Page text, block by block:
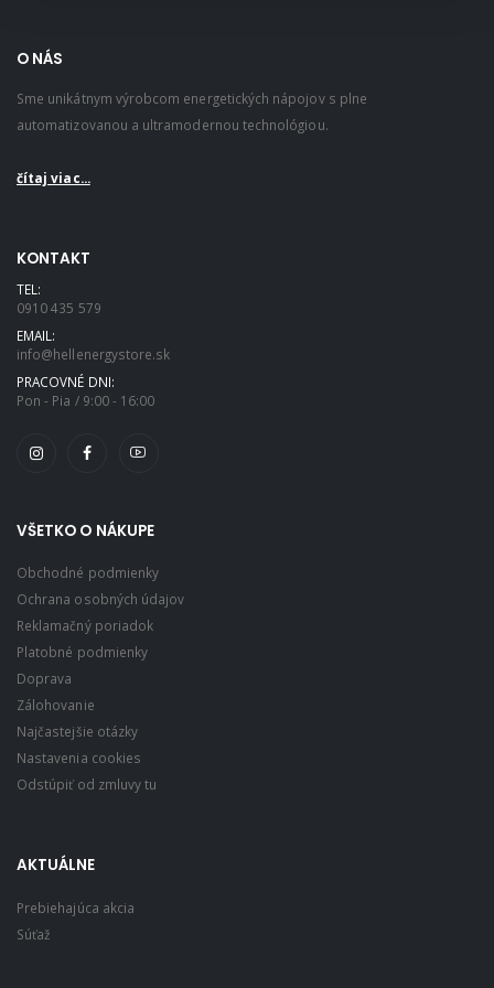
O NÁS
Sme unikátnym výrobcom energetických nápojov s plne
automatizovanou a ultramodernou technológiou.
čítaj viac...
KONTAKT
TEL:
0910 435 579
EMAIL:
info@hellenergystore.sk
PRACOVNÉ DNI:
Pon - Pia / 9:00 - 16:00
VŠETKO O NÁKUPE
Obchodné podmienky
Ochrana osobných údajov
Reklamačný poriadok
Platobné podmienky
Doprava
Zálohovanie
Najčastejšie otázky
Nastavenia cookies
Odstúpiť od zmluvy tu
AKTUÁLNE
Prebiehajúca akcia
Súťaž